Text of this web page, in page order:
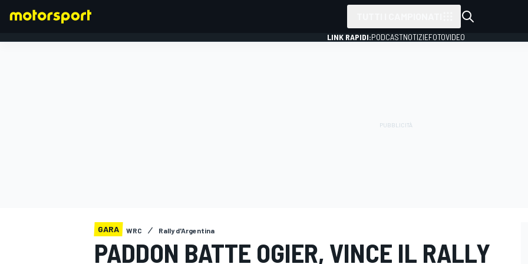
LINK RAPIDI:PODCASTNOTIZIEFOTOVIDEO
GARA WRC Rally d'Argentina
PADDON BATTE OGIER, VINCE IL RALLY